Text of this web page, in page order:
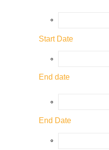
Start Date
End date
End Date